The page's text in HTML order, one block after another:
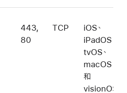
443,
80
TCP
iOS、
iPadOS、
tvOS、
macOS
和
visionOS